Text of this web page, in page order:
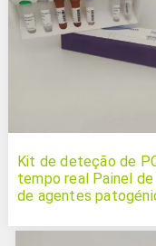
Kit de deteção de
tempo real Painel de
de agentes
suínos